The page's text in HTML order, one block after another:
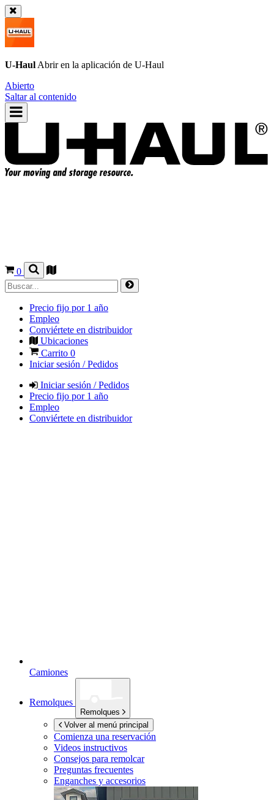
U-Haul Abrir en la aplicación de U-Haul
Abierto
Saltar al contenido
0
Precio fijo por 1 año
Empleo
Conviértete en distribuidor
Ubicaciones
Carrito 0
Iniciar sesión / Pedidos
Iniciar sesión / Pedidos
Precio fijo por 1 año
Empleo
Conviértete en distribuidor
Camiones
Remolques
Remolques
Volver al menú principal
Comienza una reservación
Videos instructivos
Consejos para remolcar
Preguntas frecuentes
Enganches y accesorios